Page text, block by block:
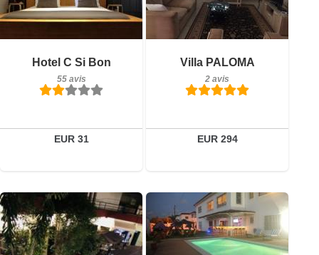
Hotel C Si Bon
55 avis
EUR 31
Détails
Réserver
Villa PALOMA
2 avis
EUR 294
2 avis
Détails
Réserver